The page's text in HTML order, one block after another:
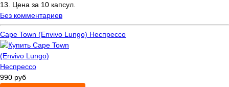
13. Цена за 10 капсул.
Без комментариев
Cape Town (Envivo Lungo) Неспрессо
990 руб